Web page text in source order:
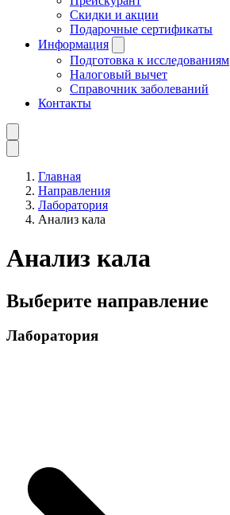
Скидки и акции
Подарочные сертификаты
Информация
Подготовка к исследованиям
Налоговый вычет
Справочник заболеваний
Контакты
Главная
Направления
Лаборатория
Анализ кала
Анализ кала
Выберите направление
Лаборатория